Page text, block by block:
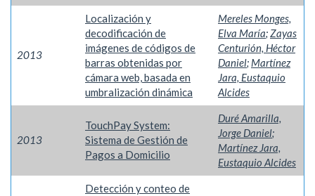
2013
Localización y
decodificación de
imágenes de códigos de
barras obtenidas por
cámara web, basada en
umbralización dinámica
Mereles Monges,
Elva María;Zayas
Centurión, Héctor
Daniel; Martínez
Jara, Eustaquio
Alcides
2013
TouchPay System:
Sistema de Gestión de
Pagos a Domicilio
Duré Amarilla,
Jorge Daniel;
Martínez Jara,
Eustaquio Alcides
Detección y conteo de